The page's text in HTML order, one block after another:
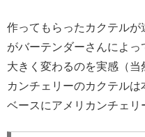
作ってもらったカクテル
がバーテンダーさんによ
大きく変わるのを実感（当
カンチェリーのカクテル
ベースにアメリカンチェリ